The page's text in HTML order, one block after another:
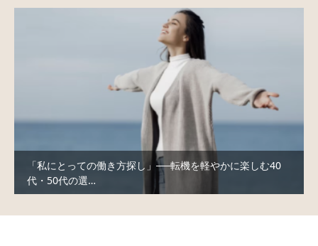
「私にとっての働き方探し」──転機を軽やかに楽しむ40
代・50代の選…